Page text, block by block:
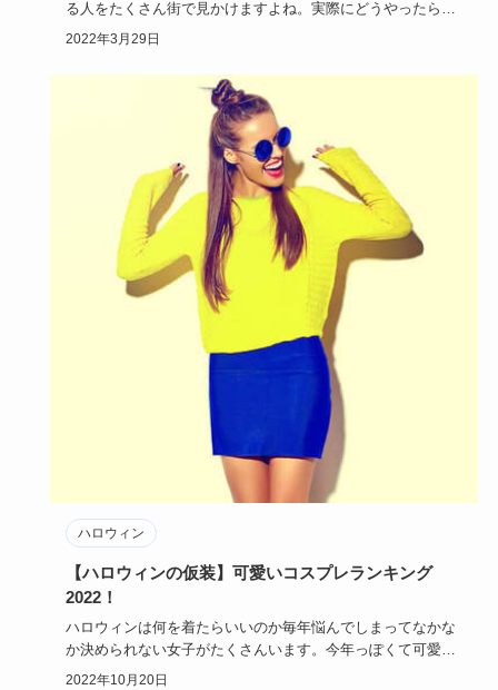
る人をたくさん街で見かけますよね。実際にどうやったらハ
ロウィンの特殊…
2022年3月29日
ハロウィン
【ハロウィンの仮装】可愛いコスプレランキング
2022！
ハロウィンは何を着たらいいのか毎年悩んでしまってなかな
か決められない女子がたくさんいます。今年っぽくて可愛い
仮装はどんな仮…
2022年10月20日